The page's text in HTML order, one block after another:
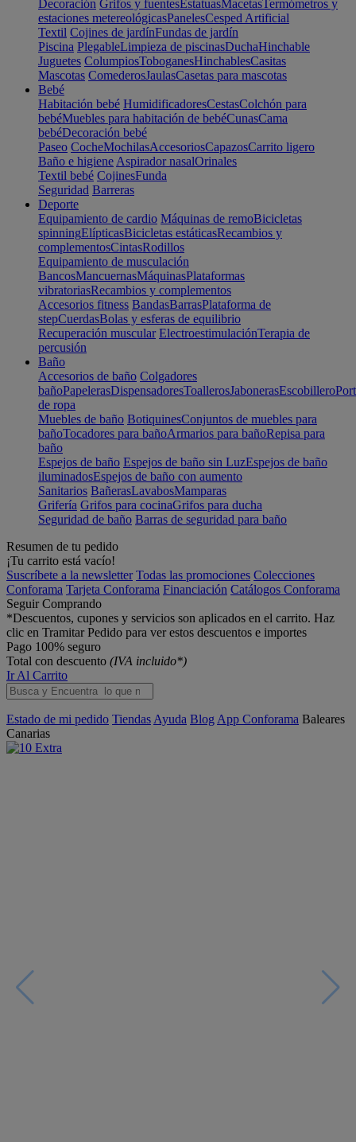
Decoración Grifos y fuentesEstatuasMacetasTermómetros y
estaciones metereológicasPanelesCesped Artificial
Textil Cojines de jardínFundas de jardín
Piscina PlegableLimpieza de piscinasDuchaHinchable
Juguetes ColumpiosToboganesHinchablesCasitas
Mascotas ComederosJaulasCasetas para mascotas
Bebé
Habitación bebé HumidificadoresCestasColchón para
bebéMuebles para habitación de bebéCunasCama
bebéDecoración bebé
Paseo CocheMochilasAccesoriosCapazosCarrito ligero
Baño e higiene Aspirador nasalOrinales
Textil bebé CojinesFunda
Seguridad Barreras
Deporte
Equipamiento de cardio Máquinas de remoBicicletas
spinningElípticasBicicletas estáticasRecambios y
complementosCintasRodillos
Equipamiento de musculación
BancosMancuernasMáquinasPlataformas
vibratoriasRecambios y complementos
Accesorios fitness BandasBarrasPlataforma de
stepCuerdasBolas y esferas de equilibrio
Recuperación muscular ElectroestimulaciónTerapia de
percusión
Baño
Accesorios de baño Colgadores
bañoPapelerasDispensadoresToallerosJabonerasEscobillero
de ropa
Muebles de baño BotiquinesConjuntos de muebles para
bañoTocadores para bañoArmarios para bañoRepisa para
baño
Espejos de baño Espejos de baño sin LuzEspejos de baño
iluminadosEspejos de baño con aumento
Sanitarios BañerasLavabosMamparas
Grifería Grifos para cocinaGrifos para ducha
Seguridad de baño Barras de seguridad para baño
Resumen de tu pedido
¡Tu carrito está vacío!
Suscríbete a la newsletter Todas las promociones Colecciones
Conforama Tarjeta Conforama Financiación Catálogos Conforama
Seguir Comprando
*Descuentos, cupones y servicios son aplicados en el carrito. Haz
clic en Tramitar Pedido para ver estos descuentos e importes
Pago 100% seguro
Total con descuento (IVA incluido*)
Ir Al Carrito
Estado de mi pedido Tiendas Ayuda Blog App Conforama Baleares
Canarias